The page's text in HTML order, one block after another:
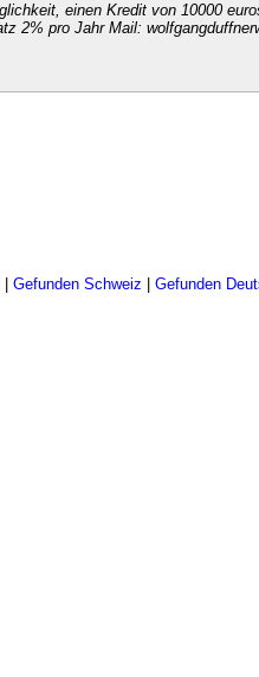
einen Kredit von 10000
2% pro Jahr Mail:
Gefunden Schweiz Gefunden